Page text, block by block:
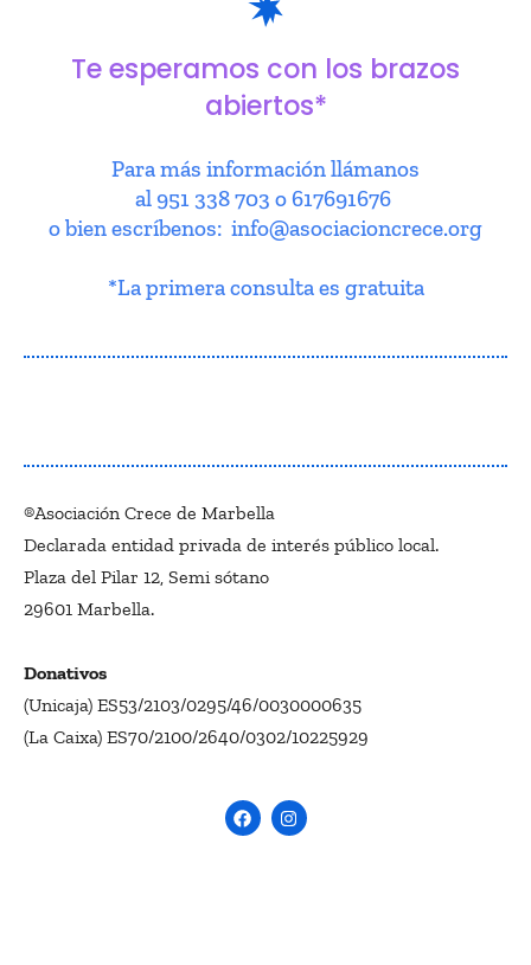
Te esperamos con los brazos
abiertos*
Para más información llámanos
al 951 338 703 o 617691676
o bien escríbenos: info@asociacioncrece.org
*La primera consulta es gratuita
®Asociación Crece de Marbella
Declarada entidad privada de interés público local.
Plaza del Pilar 12, Semi sótano
29601 Marbella.
Donativos
(Unicaja) ES53/2103/0295/46/0030000635
(La Caixa) ES70/2100/2640/0302/10225929